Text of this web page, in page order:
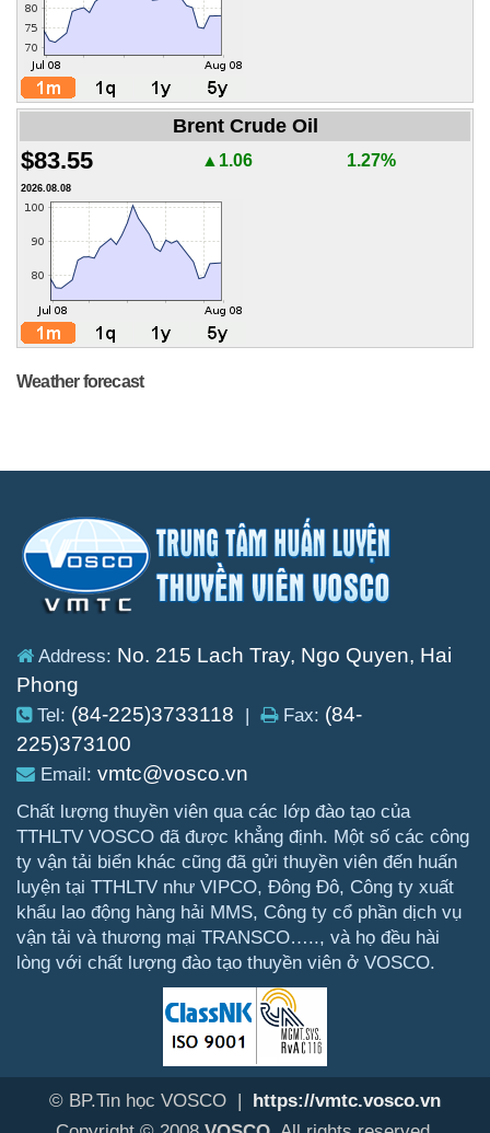
Brent Crude Oil
$83.55 ▲1.06 1.27%
2026.08.08
Weather forecast
Address: No. 215 Lach Tray, Ngo Quyen, Hai
Phong
Tel: (84-225)3733118 | Fax: (84-
225)373100
Email: vmtc@vosco.vn
Chất lượng thuyền viên qua các lớp đào tạo của
TTHLTV VOSCO đã được khẳng định. Một số các công
ty vận tải biển khác cũng đã gửi thuyền viên đến huấn
luyện tại TTHLTV như VIPCO, Đông Đô, Công ty xuất
khẩu lao động hàng hải MMS, Công ty cổ phần dịch vụ
vận tải và thương mại TRANSCO….., và họ đều hài
lòng với chất lượng đào tạo thuyền viên ở VOSCO.
© BP.Tin học VOSCO |
https://vmtc.vosco.vn